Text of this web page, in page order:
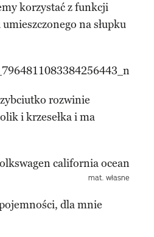
korzystać z funkcji
na słupku
rozwinie
i krzesełka i ma
mat. własne
dla mnie